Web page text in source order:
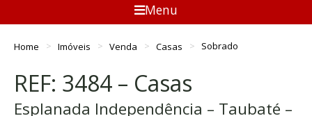
Menu
Home Imóveis Venda Casas Sobrado
REF: 3484 – Casas
Esplanada Independência – Taubaté –